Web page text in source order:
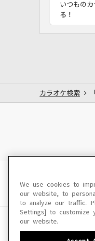
いつもの
る！
カラオケ検索
We use cookies to
our website, to
to analyze our traffic.
Settings] to customize
our website.